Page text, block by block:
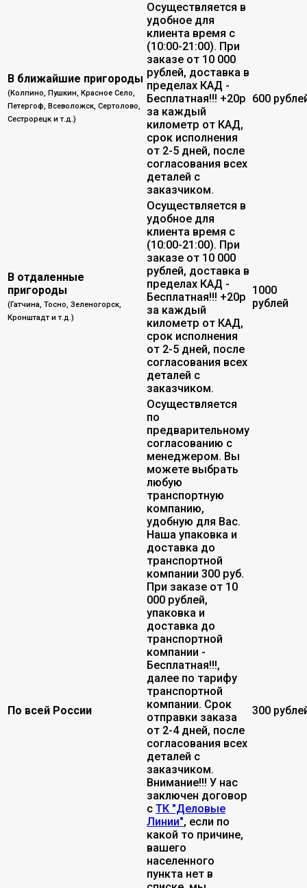
В ближайшие пригороды
(Колпино, Пушкин, Красное Село,
Петергоф, Всеволожск, Сертолово,
Сестрорецк и т.д.)
Осуществляется в
удобное для
клиента время с
(10:00-21:00). При
заказе от 10 000
рублей, доставка в
пределах КАД -
Бесплатная!!! +20р
за каждый
километр от КАД,
срок исполнения
от 2-5 дней, после
согласования всех
деталей с
заказчиком.
600
В отдаленные
пригороды
(Гатчина, Тосно, Зеленогорск,
Кронштадт и т.д.)
Осуществляется в
удобное для
клиента время с
(10:00-21:00). При
заказе от 10 000
рублей, доставка в
пределах КАД -
Бесплатная!!! +20р
за каждый
километр от КАД,
срок исполнения
от 2-5 дней, после
согласования всех
деталей с
заказчиком.
1000
рублей
По всей России
Осуществляется
по
предварительному
согласованию с
менеджером. Вы
можете выбрать
любую
транспортную
компанию,
удобную для Вас.
Наша упаковка и
доставка до
транспортной
компании 300 руб.
При заказе от 10
000 рублей,
упаковка и
доставка до
транспортной
компании -
Бесплатная!!!,
далее по тарифу
транспортной
компании. Срок
отправки заказа
от 2-4 дней, после
согласования всех
деталей с
заказчиком.
Внимание!!! У нас
заключен договор
с ТК "Деловые
Линии", если по
какой то причине,
вашего
населенного
пункта нет в
300